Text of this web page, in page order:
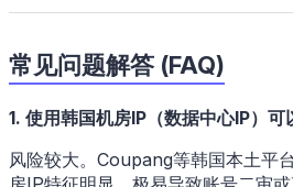
常见问题解答 (FAQ)
1. 使用韩国机房IP（数据中心IP）
风险较大。Coupang等韩国本土平